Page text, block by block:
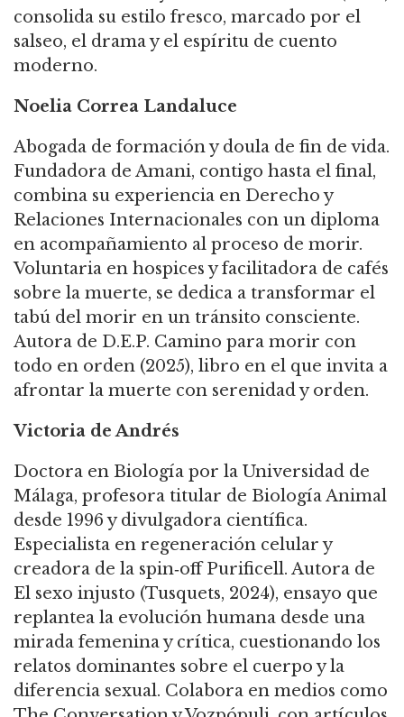
consolida su estilo fresco, marcado por el
salseo, el drama y el espíritu de cuento
moderno.
Noelia Correa Landaluce
Abogada de formación y doula de fin de vida.
Fundadora de Amani, contigo hasta el final,
combina su experiencia en Derecho y
Relaciones Internacionales con un diploma
en acompañamiento al proceso de morir.
Voluntaria en hospices y facilitadora de cafés
sobre la muerte, se dedica a transformar el
tabú del morir en un tránsito consciente.
Autora de D.E.P. Camino para morir con
todo en orden (2025), libro en el que invita a
afrontar la muerte con serenidad y orden.
Victoria de Andrés
Doctora en Biología por la Universidad de
Málaga, profesora titular de Biología Animal
desde 1996 y divulgadora científica.
Especialista en regeneración celular y
creadora de la spin‑off Purificell. Autora de
El sexo injusto (Tusquets, 2024), ensayo que
replantea la evolución humana desde una
mirada femenina y crítica, cuestionando los
relatos dominantes sobre el cuerpo y la
diferencia sexual. Colabora en medios como